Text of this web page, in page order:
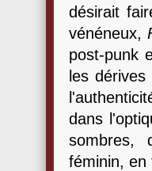
désirait
vénéneux,
post-punk
les
dans
sombres,
féminin, en